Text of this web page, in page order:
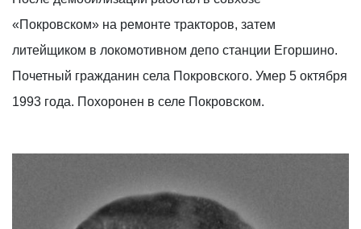
«Покровском» на ремонте тракторов, затем
литейщиком в локомотивном депо станции Егоршино.
Почетный гражданин села Покровского. Умер 5 октября
1993 года. Похоронен в селе Покровском.